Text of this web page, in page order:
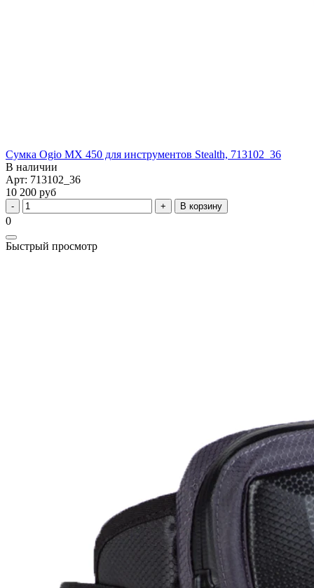
Сумка Ogio MX 450 для инструментов Stealth, 713102_36
В наличии
Арт: 713102_36
10 200 руб
В корзину
0
Быстрый просмотр